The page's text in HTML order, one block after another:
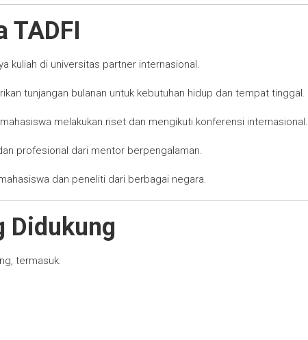
TADFI
kuliah di universitas partner internasional.
tunjangan bulanan untuk kebutuhan hidup dan tempat tinggal.
melakukan riset dan mengikuti konferensi internasional.
profesional dari mentor berpengalaman.
dan peneliti dari berbagai negara.
Didukung
termasuk: